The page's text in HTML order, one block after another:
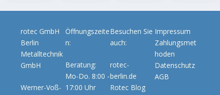
rotec GmbH
Berlin
Metalltechnik
GmbH
Werner-Voß-
Öffnungszeite
n:
Beratung:
Mo-Do. 8:00 -
17:00 Uhr
Besuchen Sie
auch:
rotec-
berlin.de
Rotec Blog
Impressum
Zahlungsmet
hoden
Datenschutz
AGB